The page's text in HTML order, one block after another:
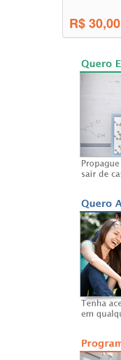
R$ 30,00